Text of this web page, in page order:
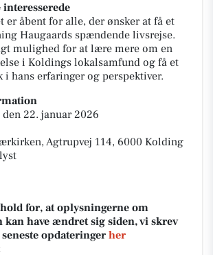
er åbent for alle, der ønsker at få et
Haugaards spændende livsrejse.
mulighed for at lære mere om en
i Koldings lokalsamfund og få et
hans erfaringer og perspektiver.
22. januar 2026
Agtrupvej 114, 6000 Kolding
for, at oplysningerne om
kan have ændret sig siden, vi skrev
opdateringer her